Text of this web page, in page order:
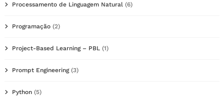
Processamento de Linguagem Natural (6)
Programação (2)
Project-Based Learning – PBL (1)
Prompt Engineering(3)
Python (5)